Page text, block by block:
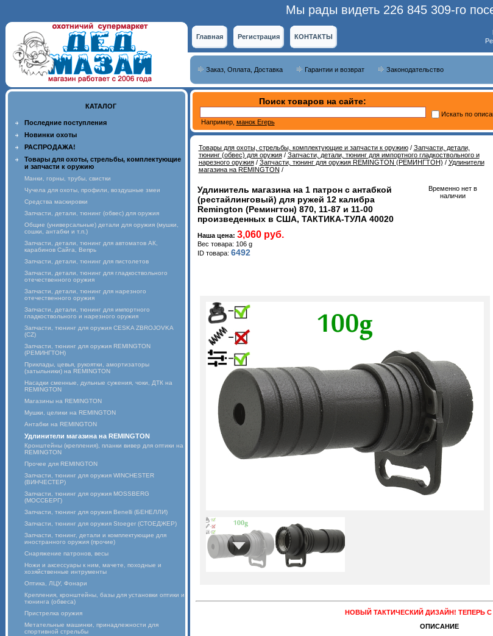
Мы рады видеть 226 845 309-го
Главная Регистрация КОНТАКТЫ
Заказ, Оплата, Доставка Гарантии и возврат Законодательство
КАТАЛОГ
Последние поступления
Новинки охоты
РАСПРОДАЖА!
Товары для охоты, стрельбы, комплектующие
и запчасти к оружию
Манки, горны, трубы, свистки
Чучела для охоты, профили, воздушные змеи
Средства маскировки
Запчасти, детали, тюнинг (обвес) для оружия
Общие (универсальные) детали для оружия (мушки,
сошки, антабки и т.п.)
Запчасти, детали, тюнинг для автоматов АК,
карабинов Сайга, Вепрь
Запчасти, детали, тюнинг для пистолетов
Запчасти, детали, тюнинг для гладкоствольного
отечественного оружия
Запчасти, детали, тюнинг для нарезного
отечественного оружия
Запчасти, детали, тюнинг для импортного
гладкоствольного и нарезного оружия
Запчасти, тюнинг для оружия CESKA ZBROJOVKA
(CZ)
Запчасти, тюнинг для оружия REMINGTON
(РЕМИНГТОН)
Приклады, цевья, рукоятки, амортизаторы
(затыльники) на REMINGTON
Насадки сменные, дульные сужения, чоки, ДТК на
REMINGTON
Магазины на REMINGTON
Мушки, целики на REMINGTON
Антабки на REMINGTON
Удлинители магазина на REMINGTON
Кронштейны (крепления), планки вивер для оптики на
REMINGTON
Прочее для REMINGTON
Запчасти, тюнинг для оружия WINCHESTER
(ВИНЧЕСТЕР)
Запчасти, тюнинг для оружия MOSSBERG
(МОССБЕРГ)
Запчасти, тюнинг для оружия Benelli (БЕНЕЛЛИ)
Запчасти, тюнинг для оружия Stoeger (СТОЕДЖЕР)
Запчасти, тюнинг, детали и комплектующие для
иностранного оружия (прочие)
Снаряжение патронов, весы
Ножи и аксессуары к ним, мачете, походные и
хозяйственные интрументы
Оптика, ЛЦУ, Фонари
Крепления, кронштейны, базы для установки оптики и
тюнинга (обвеса)
Пристрелка оружия
Метательные машинки, принадлежности для
спортивной стрельбы
Поиск товаров на сайте:
Например, манок Егерь
Искать по
Товары для охоты, стрельбы, комплектующие и запчасти к оружию/ Запчасти, детали,
тюнинг (обвес) для оружия/ Запчасти, детали, тюнинг для импортного гладкоствольного и
нарезного оружия/ Запчасти, тюнинг для оружия REMINGTON (РЕМИНГТОН) / Удлинители
магазина на REMINGTON /
Удлинитель магазина на 1 патрон с антабкой
(рестайлинговый) для ружей 12 калибра
Remington (Ремингтон) 870, 11-87 и 11-00
произведенных в США, ТАКТИКА-ТУЛА 40020
Наша цена: 3,060 руб.
Вес товара: 106 g
ID товара: 6492
Временно нет в
наличии
НОВЫЙ ТАКТИЧЕСКИЙ ДИЗАЙН! ТЕПЕРЬ
ОПИСАНИЕ